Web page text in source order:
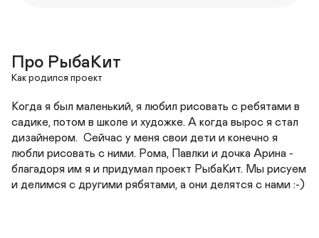
Про РыбаКит
Как родился проект
Когда я был маленький, я любил рисовать с ребятами в
садике, потом в школе и художке. А когда вырос я стал
дизайнером.  Сейчас у меня свои дети и конечно я
любли рисовать с ними. Рома, Павлки и дочка Арина -
благадоря им я и придумал проект РыбаКит. Мы рисуем
и делимся с другими рябятами, а они делятся с нами :-)